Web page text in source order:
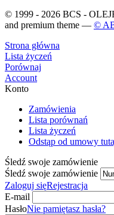
© 1999 - 2026 BCS -
and premium theme — ©
Strona główna
Lista życzeń
Porównaj
Account
Konto
Zamówienia
Lista porównań
Lista życzeń
Odstąp od umowy
Śledź swoje zamówienie
Śledź swoje zamówienie
Zaloguj sięRejestracja
E-mail
HasłoNie pamiętasz hasła?